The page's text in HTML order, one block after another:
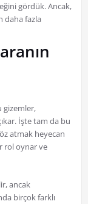
gördük. Ancak,
daha fazla
gizemler,
İşte tam da bu
atmak heyecan
rol oynar ve
ancak
birçok farklı